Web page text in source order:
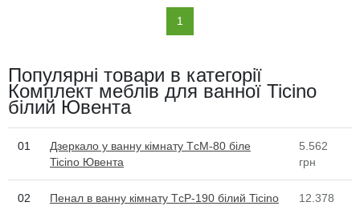
1
Популярні товари в категорії
Комплект меблів для ванної Ticino
білий Ювента
01
Дзеркало у ванну кімнату TсM-80 біле
Ticino Ювента
5.562
грн
02
Пенал в ванну кімнату TсP-190 білий Ticino
12.378